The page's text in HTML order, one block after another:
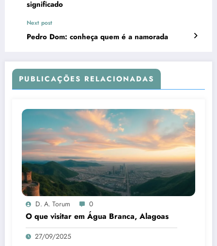
significado
Next post
Pedro Dom: conheça quem é a namorada
PUBLICAÇÕES RELACIONADAS
D. A. Torum 0
O que visitar em Água Branca, Alagoas
27/09/2025